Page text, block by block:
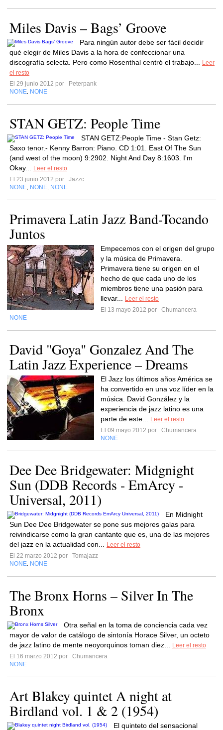
Miles Davis – Bags’ Groove
Para ningún autor debe ser fácil decidir
qué elegir de Miles Davis a la hora de confeccionar una
discografía selecta. Pero como Rosenthal centró el trabajo...
Leer
el resto
El 29 junio 2012 por
Peterpank
NONE NONE
STAN GETZ: People Time
STAN GETZ:People Time - Stan Getz:
Saxo tenor.- Kenny Barron: Piano. CD 1:01. East Of The Sun
(and west of the moon) 9:2902. Night And Day 8:1603. I'm
Okay...
Leer el resto
El 23 junio 2012 por
Jazzc
NONE NONE NONE
Primavera Latin Jazz Band-Tocando
Juntos
Empecemos con el origen del grupo
y la música de Primavera.
Primavera tiene su origen en el
hecho de que cada uno de los
miembros tiene una pasión para
llevar...
Leer el resto
El 13 mayo 2012 por
Chumancera
NONE
David "Goya" Gonzalez And The
Latin Jazz Experience – Dreams
El Jazz los últimos años América se
ha convertido en una voz líder en la
música. David González y la
experiencia de jazz latino es una
parte de este...
Leer el resto
El 09 mayo 2012 por
Chumancera
NONE
Dee Dee Bridgewater: Midgnight
Sun (DDB Records - EmArcy -
Universal, 2011)
En Midnight
Sun Dee Dee Bridgewater se pone sus mejores galas para
reivindicarse como la gran cantante que es, una de las mejores
del jazz en la actualidad con...
Leer el resto
El 22 marzo 2012 por
Tomajazz
NONE NONE
The Bronx Horns – Silver In The
Bronx
Otra señal en la toma de conciencia cada vez
mayor de valor de catálogo de sintonía Horace Silver, un octeto
de jazz latino de mente neoyorquinos toman diez...
Leer el resto
El 16 marzo 2012 por
Chumancera
NONE
Art Blakey quintet A night at
Birdland vol. 1 & 2 (1954)
El quinteto del sensacional